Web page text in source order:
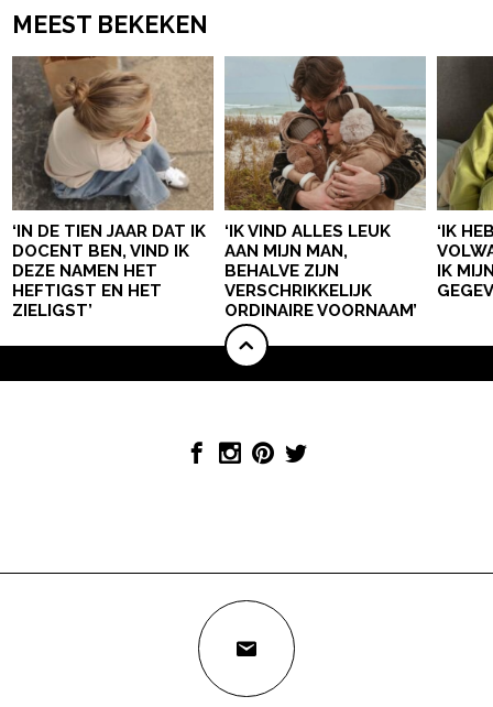
MEEST BEKEKEN
‘IN DE TIEN JAAR DAT IK
DOCENT BEN, VIND IK
DEZE NAMEN HET
HEFTIGST EN HET
ZIELIGST’
‘IK VIND ALLES LEUK
AAN MIJN MAN,
BEHALVE ZIJN
VERSCHRIKKELIJK
ORDINAIRE VOORNAAM’
‘IK
IK